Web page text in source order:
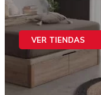
VER TIENDAS